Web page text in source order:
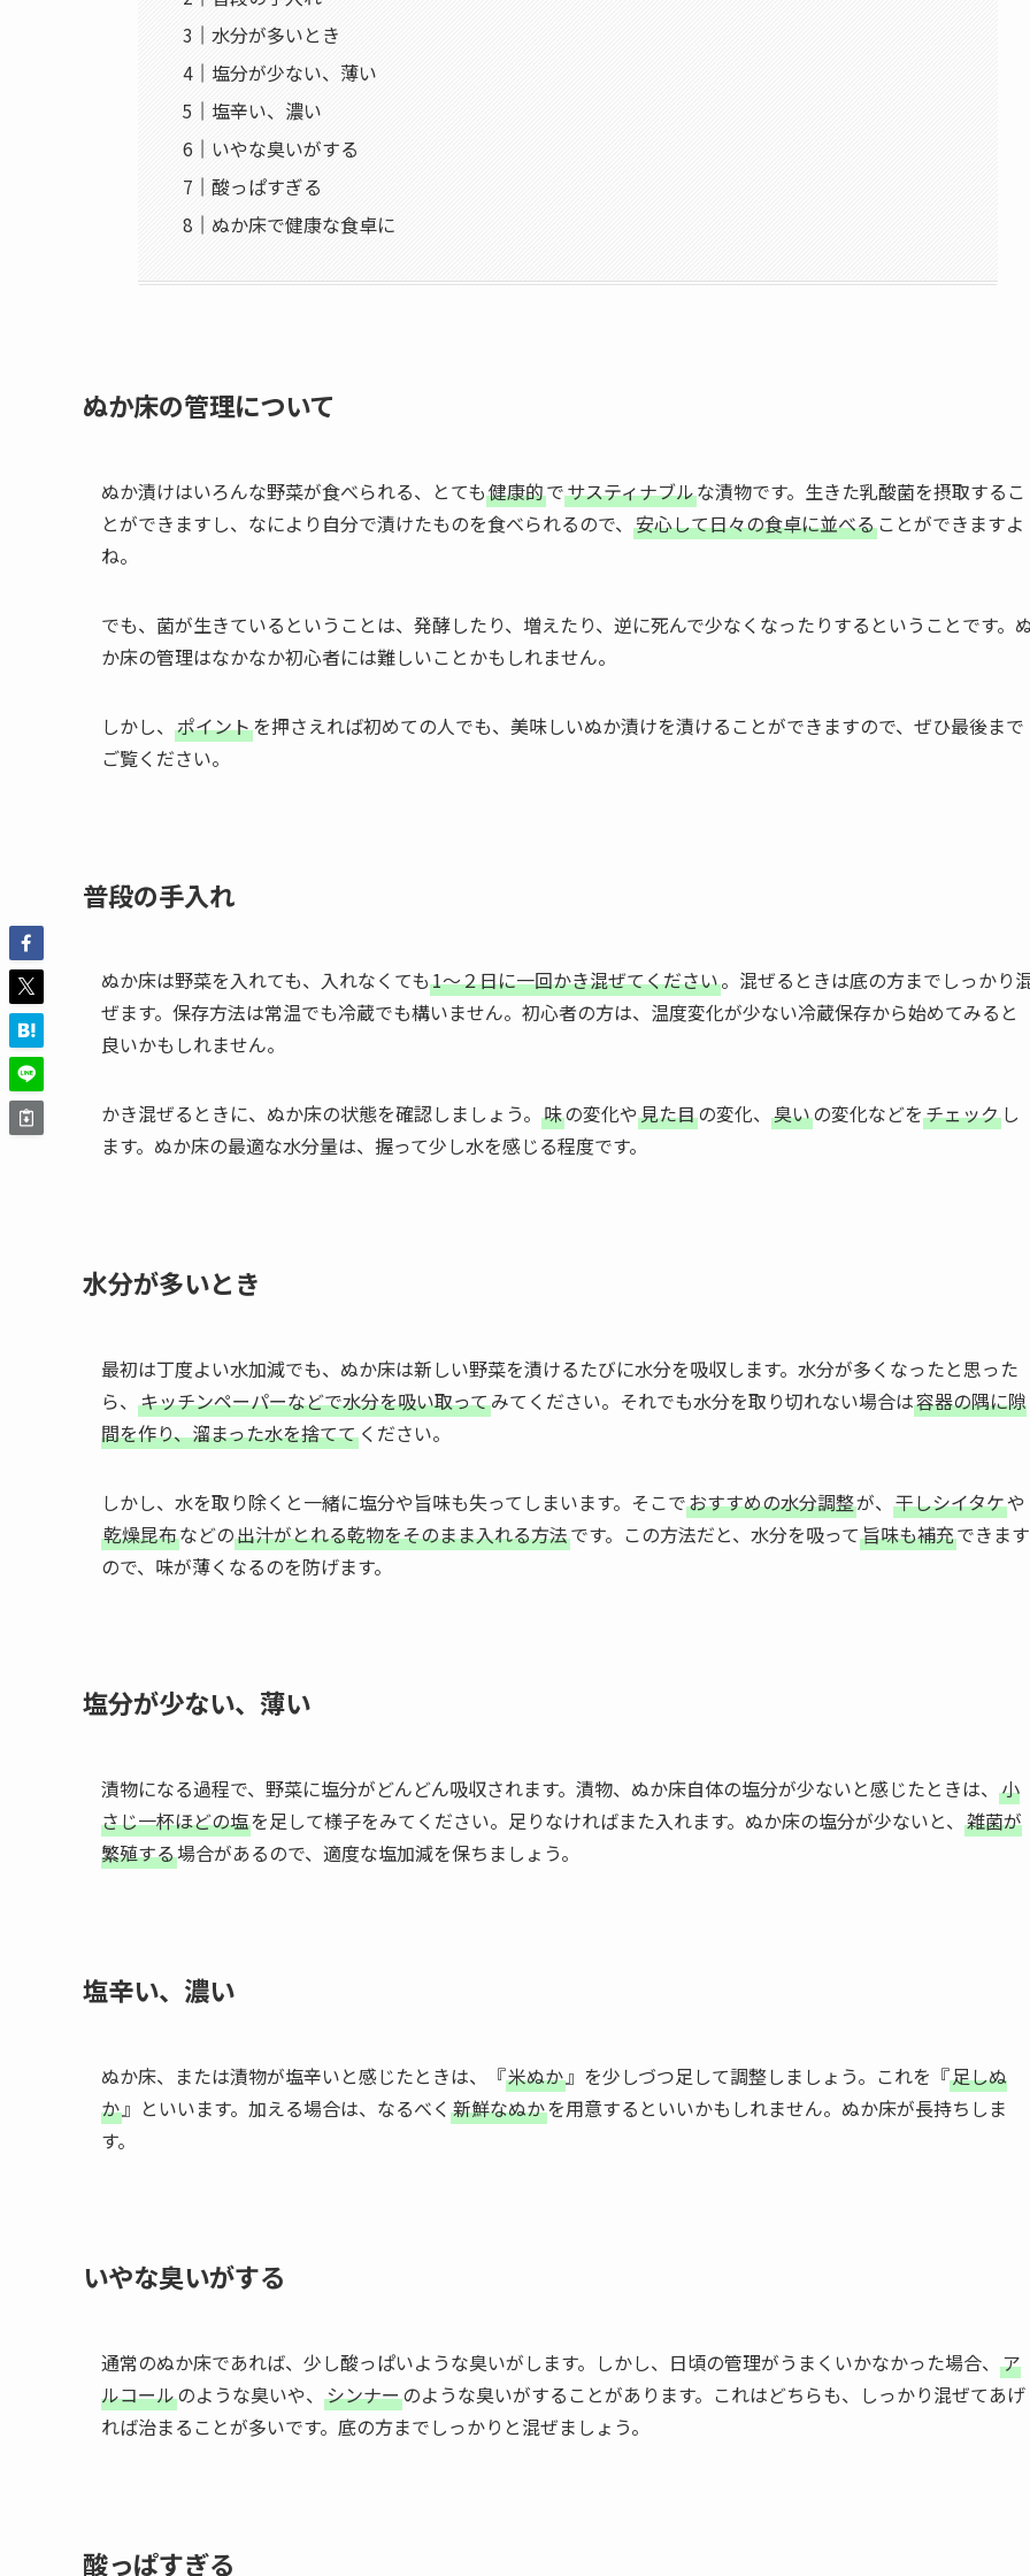
水分が多いとき
塩分が少ない、薄い
塩辛い、濃い
いやな臭いがする
酸っぱすぎる
ぬか床で健康な食卓に
ぬか床の管理について
ぬか漬けはいろんな野菜が食べられる、とても健康的でサスティナブルな漬物です。生きた乳酸菌を摂取するこ
とができますし、なにより自分で漬けたものを食べられるので、 安心して日々の食卓に並べる ことができますよ
ね。
でも、菌が生きているということは、発酵したり、増えたり、逆に死んで少なくなったりするということです。
か床の管理はなかなか初心者には難しいことかもしれません。
しかし、 ポイントを押さえれば初めての人でも、美味しいぬか漬けを漬けることができますので、ぜひ最後まで
ご覧ください。
普段の手入れ
ぬか床は野菜を入れても、入れなくても1～２日に一回かき混ぜてください。混ぜるときは底の方までしっかり
ぜます。保存方法は常温でも冷蔵でも構いません。初心者の方は、温度変化が少ない冷蔵保存から始めてみると
良いかもしれません。
かき混ぜるときに、ぬか床の状態を確認しましょう。 味の変化や見た目の変化、 臭いの変化などをチェック し
ます。ぬか床の最適な水分量は、握って少し水を感じる程度です。
水分が多いとき
最初は丁度よい水加減でも、ぬか床は新しい野菜を漬けるたびに水分を吸収します。水分が多くなったと思った
ら、 キッチンペーパーなどで水分を吸い取ってみてください。それでも水分を取り切れない場合は容器の隅に隙
間を作り、溜まった水を捨てて ください。
しかし、水を取り除くと一緒に塩分や旨味も失ってしまいます。そこでおすすめの水分調整が、 干しシイタケや
乾燥昆布などの出汁がとれる乾物をそのまま入れる方法です。この方法だと、水分を吸って旨味も補充できます
ので、味が薄くなるのを防げます。
塩分が少ない、薄い
漬物になる過程で、野菜に塩分がどんどん吸収されます。漬物、ぬか床自体の塩分が少ないと感じたときは、 小
さじ一杯ほどの塩を足して様子をみてください。足りなければまた入れます。ぬか床の塩分が少ないと、 雑菌が
繁殖する場合があるので、適度な塩加減を保ちましょう。
塩辛い、濃い
ぬか床、または漬物が塩辛いと感じたときは、『米ぬか 』を少しづつ足して調整しましょう。これを『足しぬ
か 』といいます。加える場合は、なるべく 新鮮なぬかを用意するといいかもしれません。ぬか床が長持ちしま
す。
いやな臭いがする
通常のぬか床であれば、少し酸っぱいような臭いがします。しかし、日頃の管理がうまくいかなかった場合、 ア
ルコールのような臭いや、 シンナーのような臭いがすることがあります。これはどちらも、しっかり混ぜてあげ
れば治まることが多いです。底の方までしっかりと混ぜましょう。
酸っぱすぎる